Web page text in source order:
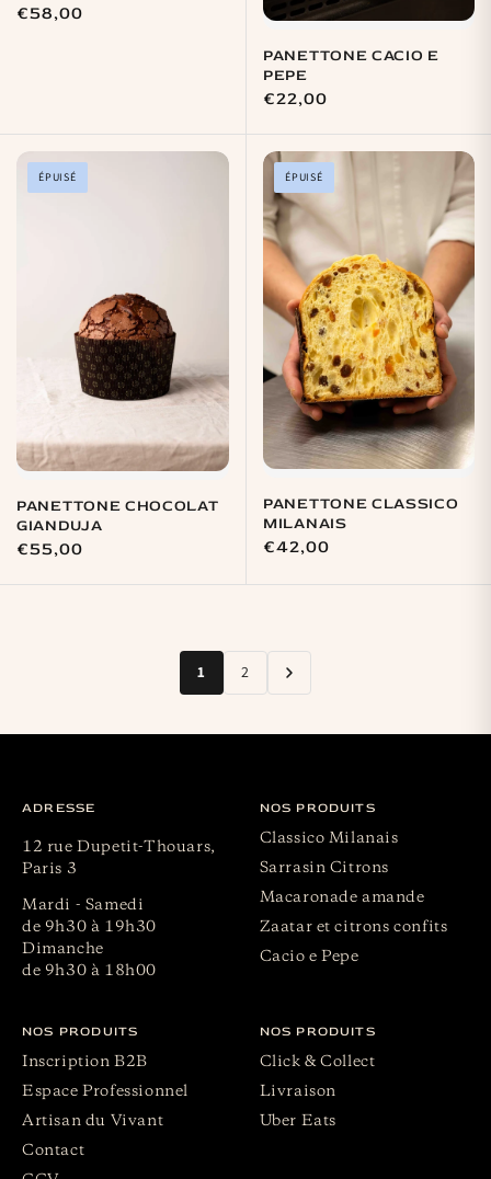
Prix
€58,00
PANETTONE CACIO E
PEPE
Prix
€22,00
ÉPUISÉ
PANETTONE CHOCOLAT
GIANDUJA
Prix
€55,00
ÉPUISÉ
PANETTONE CLASSICO
MILANAIS
Prix
€42,00
1 2
ADRESSE
12 rue Dupetit-Thouars,
Paris 3
Mardi - Samedi
de 9h30 à 19h30
Dimanche
de 9h30 à 18h00
NOS PRODUITS
Classico Milanais
Sarrasin Citrons
Macaronade amande
Zaatar et citrons confits
Cacio e Pepe
NOS PRODUITS
Inscription B2B
Espace Professionnel
Artisan du Vivant
Contact
NOS PRODUITS
Click & Collect
Livraison
Uber Eats